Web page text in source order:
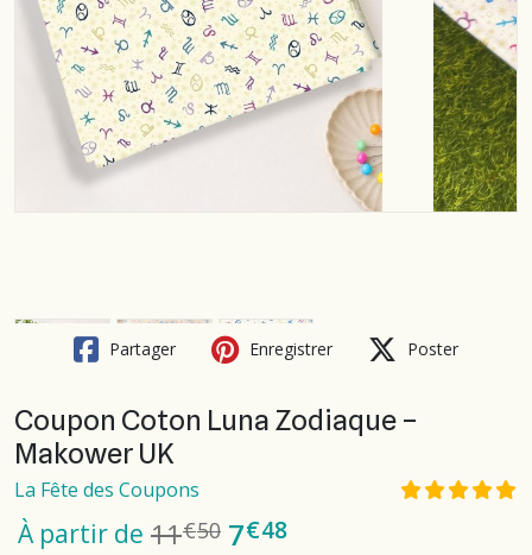
Partager Enregistrer Poster
Coupon Coton Luna Zodiaque –
Makower UK
La Fête des Coupons
À partir de 11€50 7€48